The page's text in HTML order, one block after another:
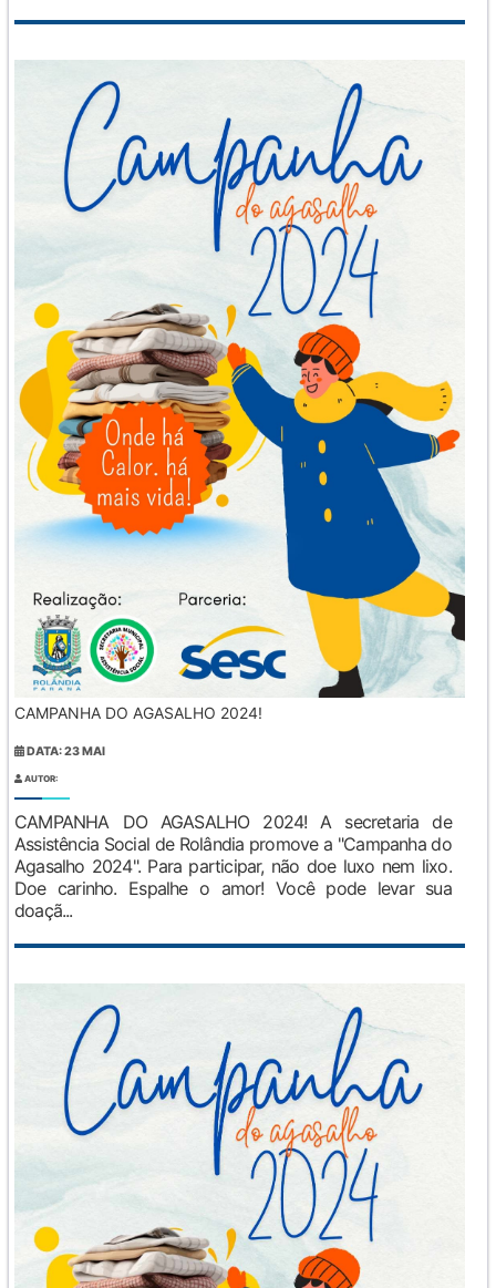
CAMPANHA DO AGASALHO 2024!
DATA: 23 MAI
AUTOR:
CAMPANHA DO AGASALHO 2024! A secretaria de
Assistência Social de Rolândia promove a "Campanha do
Agasalho 2024". Para participar, não doe luxo nem lixo.
Doe carinho. Espalhe o amor! Você pode levar sua
doaçã...